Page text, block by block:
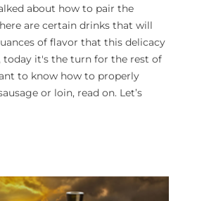
about how to pair the
are certain drinks that will
of flavor that this delicacy
today it's the turn for the rest of
to know how to properly
or loin, read on. Let’s